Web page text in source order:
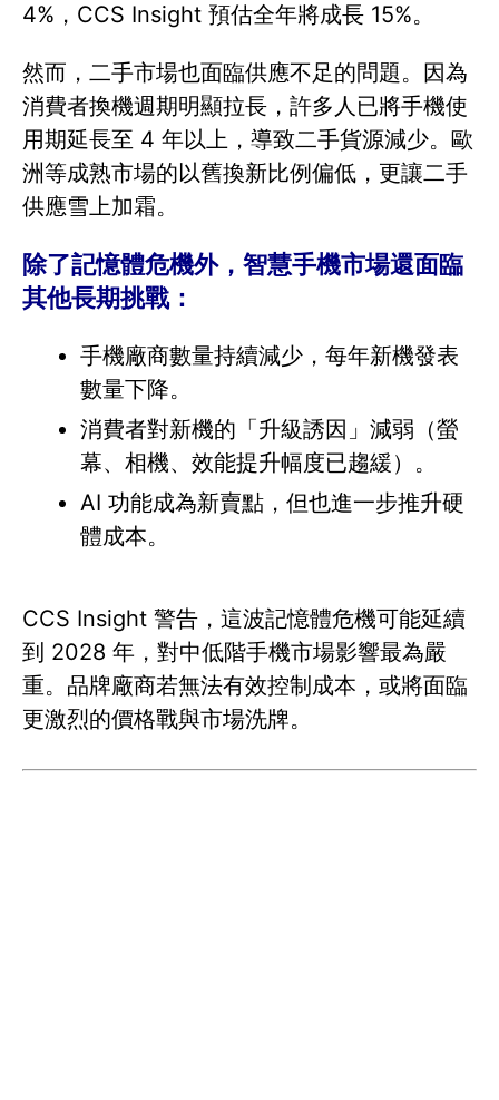
4%，CCS Insight 預估全年將成長 15%。
然而，二手市場也面臨供應不足的問題。因為
消費者換機週期明顯拉長，許多人已將手機使
用期延長至 4 年以上，導致二手貨源減少。歐
洲等成熟市場的以舊換新比例偏低，更讓二手
供應雪上加霜。
除了記憶體危機外，智慧手機市場還面臨
其他長期挑戰：
手機廠商數量持續減少，每年新機發表
數量下降。
消費者對新機的「升級誘因」減弱（螢
幕、相機、效能提升幅度已趨緩）。
AI 功能成為新賣點，但也進一步推升硬
體成本。
CCS Insight 警告，這波記憶體危機可能延續
到 2028 年，對中低階手機市場影響最為嚴
重。品牌廠商若無法有效控制成本，或將面臨
更激烈的價格戰與市場洗牌。